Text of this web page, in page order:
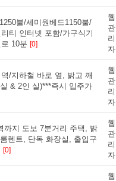
불/세미원베드1150불/
티 인터넷 포함/가구식기
10분 [0]
웹
관
리
자
/지하철 바로 옆, 밝고 깨
& 2인 실)***즉시 입주가
웹
관
리
자
까지 도보 7분거리 주택, 밝
렌트, 단독 화장실, 출입구
[0]
웹
관
리
자
웹